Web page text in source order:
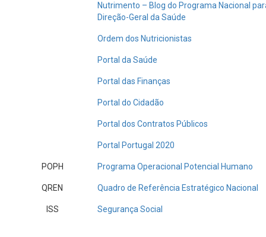
Nutrimento – Blog do Programa Nacional
Direção-Geral da Saúde
Ordem dos Nutricionistas
Portal da Saúde
Portal das Finanças
Portal do Cidadão
Portal dos Contratos Públicos
Portal Portugal 2020
POPH Programa Operacional Potencial Humano
QREN Quadro de Referência Estratégico Nacional
ISS Segurança Social